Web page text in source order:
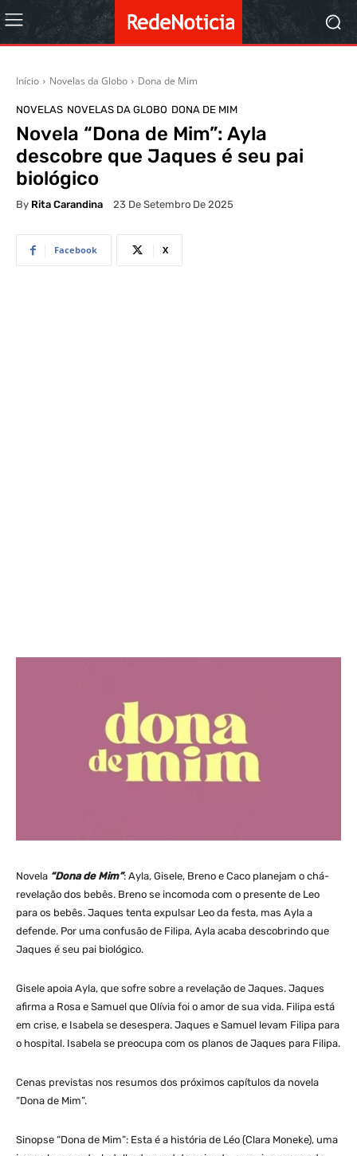
Início Novelas da Globo Dona de Mim
NOVELAS NOVELAS DA GLOBO DONA DE MIM
Novela “Dona de Mim”: Ayla
descobre que Jaques é seu pai
biológico
By Rita Carandina 23 De Setembro De 2025
Facebook X
Novela “Dona de Mim”: Ayla, Gisele, Breno e Caco planejam o chá-
revelação dos bebês. Breno se incomoda com o presente de Leo
para os bebês. Jaques tenta expulsar Leo da festa, mas Ayla a
defende. Por uma confusão de Filipa, Ayla acaba descobrindo que
Jaques é seu pai biológico.
Gisele apoia Ayla, que sofre sobre a revelação de Jaques. Jaques
afirma a Rosa e Samuel que Olívia foi o amor de sua vida. Filipa está
em crise, e Isabela se desespera. Jaques e Samuel levam Filipa para
o hospital. Isabela se preocupa com os planos de Jaques para Filipa.
Cenas previstas nos resumos dos próximos capítulos da novela
“Dona de Mim”.
Sinopse “Dona de Mim”: Esta é a história de Léo (Clara Moneke), uma